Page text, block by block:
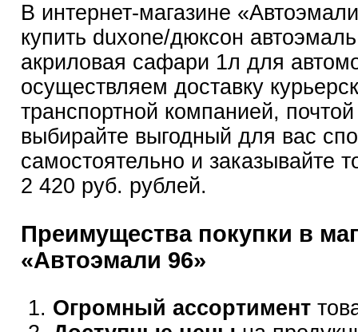
В интернет-магазине
купить duxone/дюксон
акриловая сафари 1л для
осуществляем доставку
транспортной компанией,
выбирайте выгодный для вас
самостоятельно и заказывайте
2 420 руб. рублей.
Преимущества покупки в
«Автоэмали 96»
Огромный ассортимент